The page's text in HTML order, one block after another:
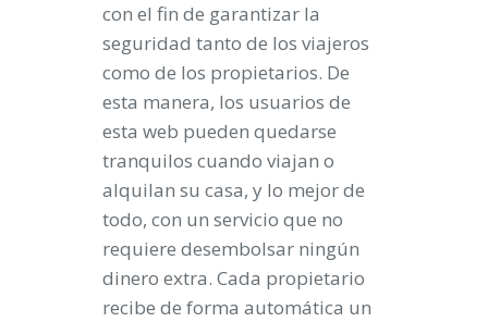
con el fin de garantizar la
seguridad tanto de los viajeros
como de los propietarios. De
esta manera, los usuarios de
esta web pueden quedarse
tranquilos cuando viajan o
alquilan su casa, y lo mejor de
todo, con un servicio que no
requiere desembolsar ningún
dinero extra. Cada propietario
recibe de forma automática un